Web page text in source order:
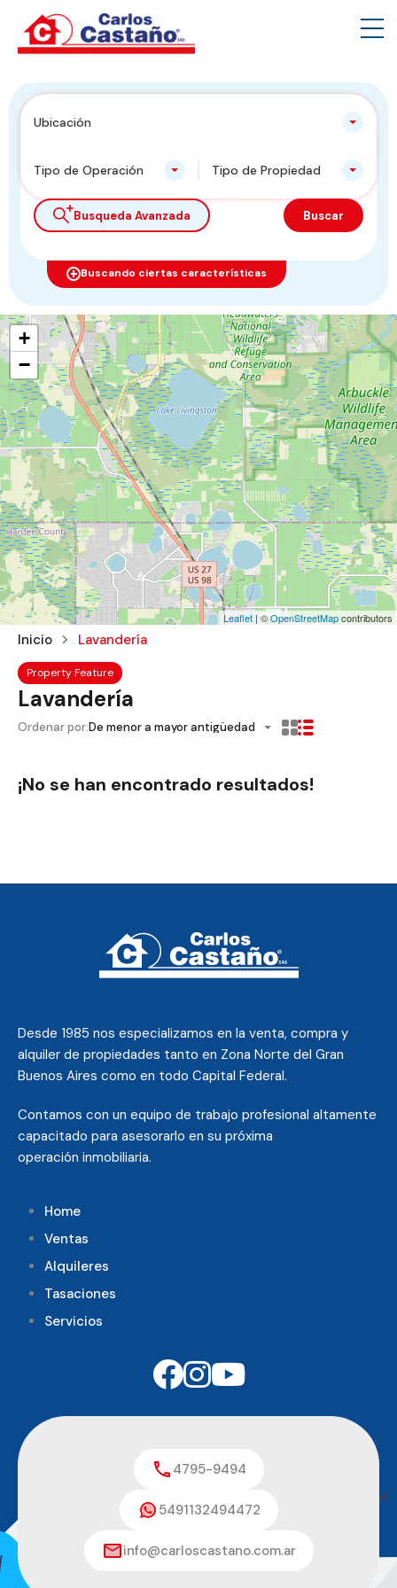
Ubicación
Tipo de Operación Tipo de Propiedad
Buscando ciertas características
Busqueda Avanzada Buscar
+
−
Leaflet | ©OpenStreetMapcontributors
Inicio Lavandería
Property Feature
Lavandería
Ordenar por:De menor a mayor antigüedad
¡No se han encontrado resultados!
Desde 1985 nos especializamos en la venta, compra y
alquiler de propiedades tanto en Zona Norte del Gran
Buenos Aires como en todo Capital Federal.
Contamos con un equipo de trabajo profesional altamente
capacitado para asesorarlo en su próxima
operación inmobiliaria.
Home
Ventas
Alquileres
Tasaciones
Servicios
4795-9494
5491132494472
info@carloscastano.com.ar